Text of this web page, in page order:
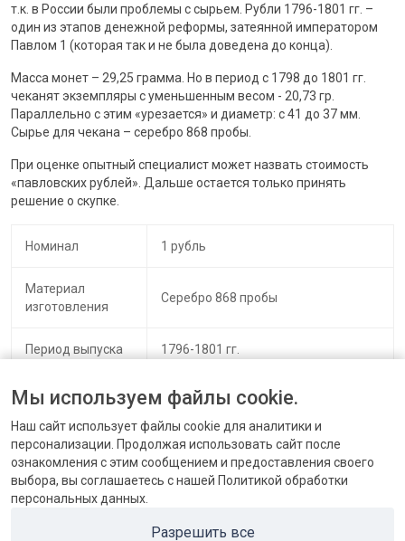
т.к. в России были проблемы с сырьем. Рубли 1796-1801 гг. –
один из этапов денежной реформы, затеянной императором
Павлом 1 (которая так и не была доведена до конца).
Масса монет – 29,25 грамма. Но в период с 1798 до 1801 гг.
чеканят экземпляры с уменьшенным весом - 20,73 гр.
Параллельно с этим «урезается» и диаметр: с 41 до 37 мм.
Сырье для чекана – серебро 868 пробы.
При оценке опытный специалист может назвать стоимость
«павловских рублей». Дальше остается только принять
решение о скупке.
Номинал 1 рубль
Материал
изготовления
Серебро 868 пробы
Период выпуска 1796-1801 гг.
Масса
29,25 или 20,73 грамма (в
зависимости от года)
Мы используем файлы cookie.
Наш сайт использует файлы cookie для аналитики и
персонализации. Продолжая использовать сайт после
ознакомления с этим сообщением и предоставления своего
выбора, вы соглашаетесь с нашей Политикой обработки
персональных данных.
Разрешить все